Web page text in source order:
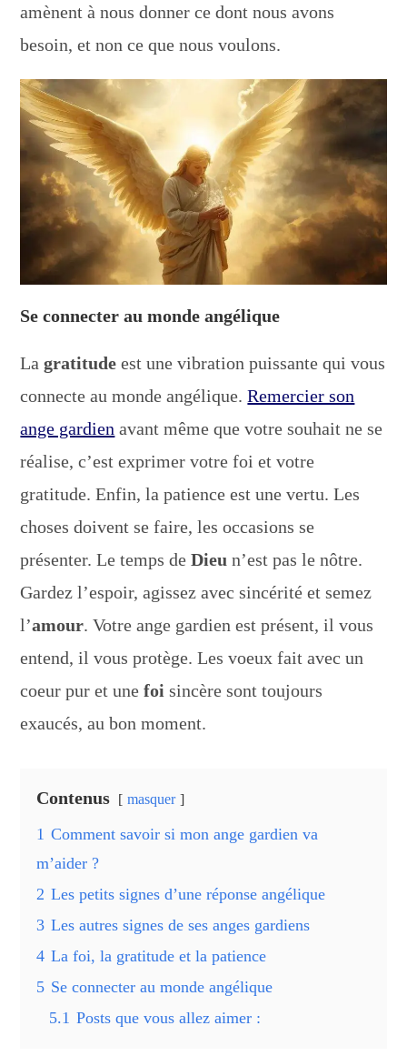
amènent à nous donner ce dont nous avons
besoin, et non ce que nous voulons.
Se connecter au monde angélique
Lagratitudeest une vibration puissante qui vous
connecte au monde angélique.Remercier son
ange gardien avant même que votre souhait ne se
réalise, c’est exprimer votre foi et votre
gratitude. Enfin, la patience est une vertu. Les
choses doivent se faire, les occasions se
présenter. Le temps deDieun’est pas le nôtre.
Gardez l’espoir, agissez avec sincérité et semez
l’amour. Votre ange gardien est présent, il vous
entend, il vous protège. Les voeux fait avec un
coeur pur et unefoisincère sont toujours
exaucés, au bon moment.
Contenus masquer
1 Comment savoir si mon ange gardien va
m’aider ?
2 Les petits signes d’une réponse angélique
3 Les autres signes de ses anges gardiens
4 La foi, la gratitude et la patience
5 Se connecter au monde angélique
5.1 Posts que vous allez aimer :